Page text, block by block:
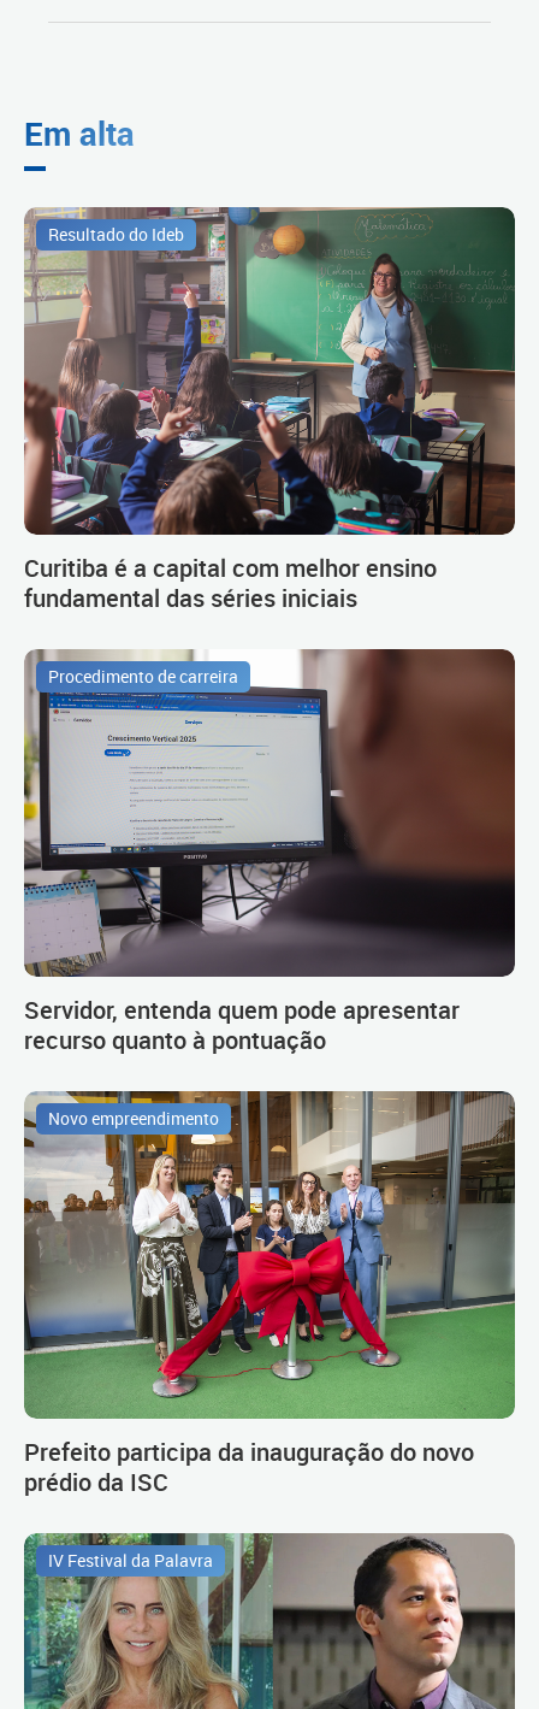
Em alta
Resultado do Ideb
Curitiba é a capital com melhor ensino
fundamental das séries iniciais
Procedimento de carreira
Servidor, entenda quem pode apresentar
recurso quanto à pontuação
Novo empreendimento
Prefeito participa da inauguração do novo
prédio da ISC
IV Festival da Palavra